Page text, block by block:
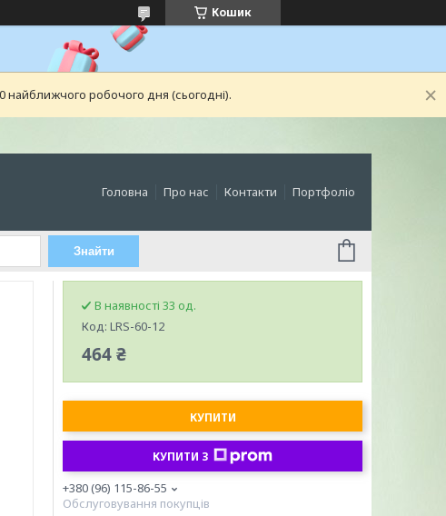
Кошик
найближчого робочого дня (сьогодні).
Головна Про нас Контакти Портфоліо
Знайти
В наявності 33 од.
Код: LRS-60-12
464 ₴
КУПИТИ
КУПИТИ З
+380 (96) 115-86-55
Обслуговування покупців